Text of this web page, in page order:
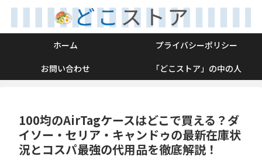
ホーム
プライバシーポリシー
お問い合わせ
「どこストア」の中の人
100均のAirTagケースはどこで買える？ダ
イソー・セリア・キャンドゥの最新在庫状
況とコスパ最強の代用品を徹底解説！